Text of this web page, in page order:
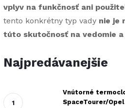
vplyv na funkčnosť ani
tento konkrétny typ vady nie je
túto skutočnosť na vedomie
Najpredávanejšie
Vnútorné
SpaceTourer/